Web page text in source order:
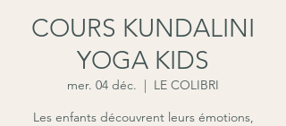
COURS KUNDALINI
YOGA KIDS
mer. 04 déc.
  |
LE COLIBRI
Les enfants découvrent leurs émotions,